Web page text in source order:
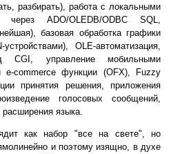
разбирать), работа с локальными
ADO/OLEDB/ODBC SQL,
базовая обработка графики
OLE-автоматизация,
CGI, управление мобильными
e-commerce функции (OFX), Fuzzy
принятия решения, приложения
голосовых сообщений,
языка.
как набор "все на свете", но
и поэтому изящно, в духе